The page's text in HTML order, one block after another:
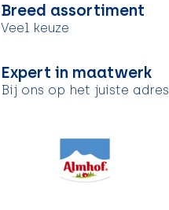
Breed assortiment
Veel keuze
Expert in maatwerk
Bij ons op het juiste adres